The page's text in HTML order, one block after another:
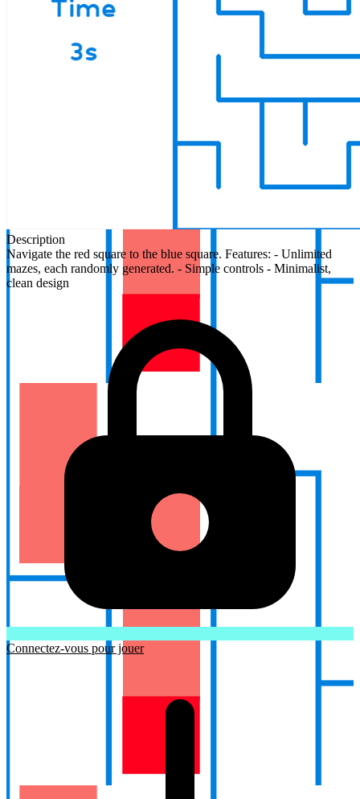
Description
Navigate the red square to the blue square. Features: - Unlimited
mazes, each randomly generated. - Simple controls - Minimalist,
clean design
Connectez-vous pour jouer